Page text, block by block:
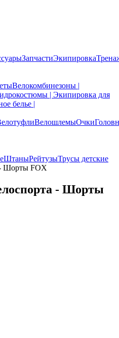
ЗапчастиЭкипировка
Велокомбинезоны |
| Экипировка для
белье |
ВелошлемыОчки
ШтаныРейтузыТрусы детские
- Шорты FOX
- Шорты